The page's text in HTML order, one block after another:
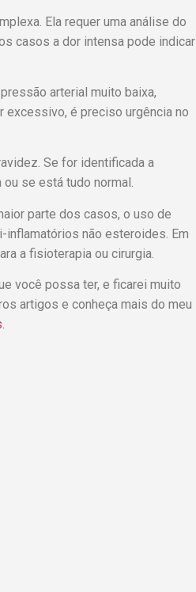
Ela requer uma análise do
casos a dor intensa pode indicar
arterial muito baixa,
excessivo, é preciso urgência no
Se for identificada a
se está tudo normal.
parte dos casos, o uso de
inflamatórios não esteroides. Em
a fisioterapia ou cirurgia.
você possa ter, e ficarei muito
artigos e conheça mais do meu